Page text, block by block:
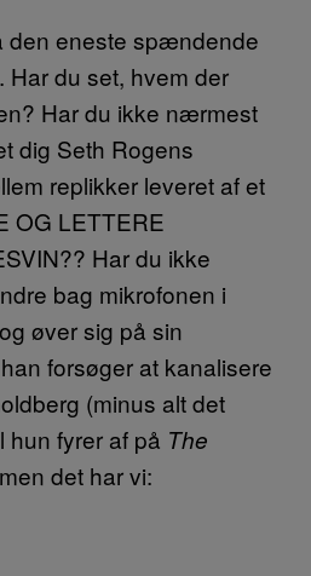
den eneste spændende
Har du set, hvem der
Har du ikke nærmest
dig Seth Rogens
replikker leveret af et
OG LETTERE
Har du ikke
bag mikrofonen i
øver sig på sin
forsøger at kanalisere
(minus alt det
hun fyrer af på The
det har vi: